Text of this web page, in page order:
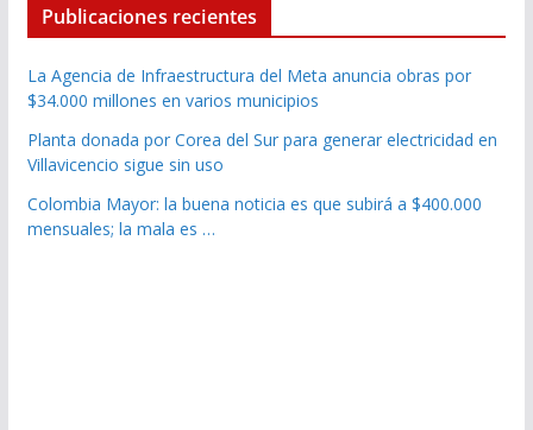
Publicaciones recientes
La Agencia de Infraestructura del Meta anuncia obras por
$34.000 millones en varios municipios
Planta donada por Corea del Sur para generar electricidad en
Villavicencio sigue sin uso
Colombia Mayor: la buena noticia es que subirá a $400.000
mensuales; la mala es …